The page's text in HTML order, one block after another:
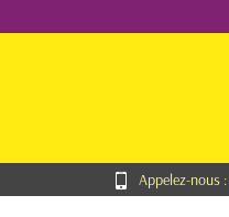
Appelez-nous :